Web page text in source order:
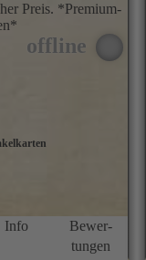
Info
Bewer­
tungen
Preis. *Premium-